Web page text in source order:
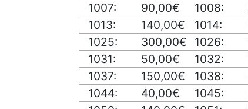
1007:
90,00€ 1008:
1013:
140,00€ 1014:
1025:
300,00€ 1026:
1031:
50,00€ 1032:
1037:
150,00€ 1038:
1044:
40,00€ 1045: